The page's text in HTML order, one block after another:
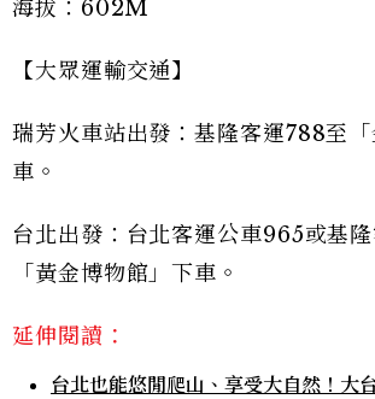
海拔：602M
【大眾運輸交通】
瑞芳火車站出發：基隆客運788至
車。
台北出發：台北客運公車965或基
「黃金博物館」下車。
延伸閱讀：
台北也能悠閒爬山、享受大自然！大